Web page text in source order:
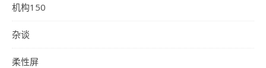
机构150
杂谈
柔性屏